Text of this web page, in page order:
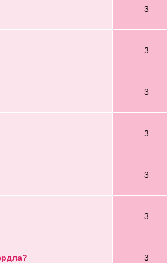
3
3
3
3
3
3
3